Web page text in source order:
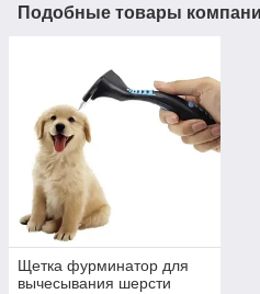
Подобные товары
Щетка фурминатор для
вычесывания шерсти